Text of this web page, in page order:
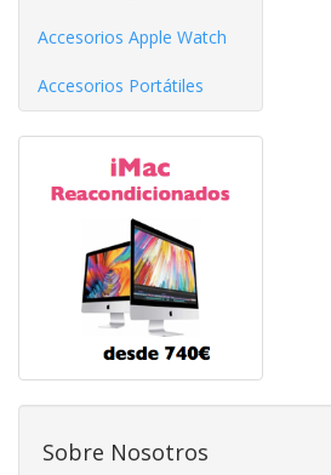
Accesorios Apple Watch
Accesorios Portátiles
Sobre Nosotros